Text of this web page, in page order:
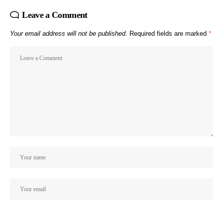
Leave a Comment
Your email address will not be published. Required fields are marked *